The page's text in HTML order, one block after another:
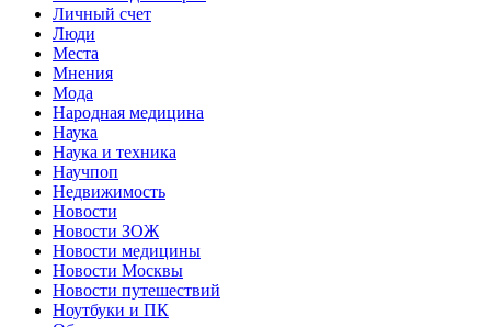
Личный счет
Люди
Места
Мнения
Мода
Народная медицина
Наука
Наука и техника
Научпоп
Недвижимость
Новости
Новости ЗОЖ
Новости медицины
Новости Москвы
Новости путешествий
Ноутбуки и ПК